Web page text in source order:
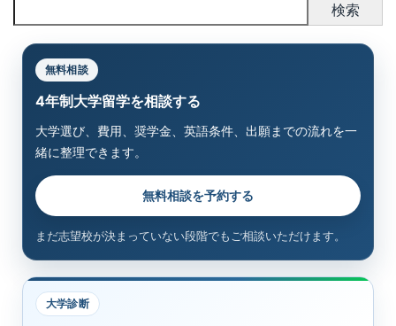
検索
無料相談
4年制大学留学を相談する
大学選び、費用、奨学金、英語条件、出願までの流れを一
緒に整理できます。
無料相談を予約する
まだ志望校が決まっていない段階でもご相談いただけます。
大学診断